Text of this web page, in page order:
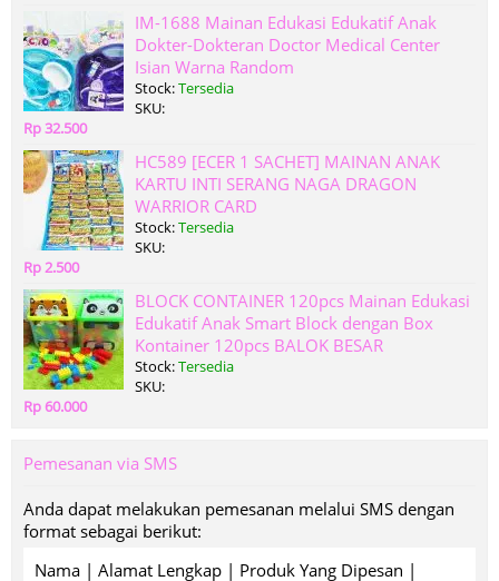
IM-1688 Mainan Edukasi Edukatif Anak
Dokter-Dokteran Doctor Medical Center
Isian Warna Random
Stock:Tersedia
SKU:
Rp 32.500
HC589 [ECER 1 SACHET] MAINAN ANAK
KARTU INTI SERANG NAGA DRAGON
WARRIOR CARD
Stock:Tersedia
SKU:
Rp 2.500
BLOCK CONTAINER 120pcs Mainan Edukasi
Edukatif Anak Smart Block dengan Box
Kontainer 120pcs BALOK BESAR
Stock:Tersedia
SKU:
Rp 60.000
Pemesanan via SMS
Anda dapat melakukan pemesanan melalui SMS dengan
format sebagai berikut:
Nama | Alamat Lengkap | Produk Yang Dipesan |